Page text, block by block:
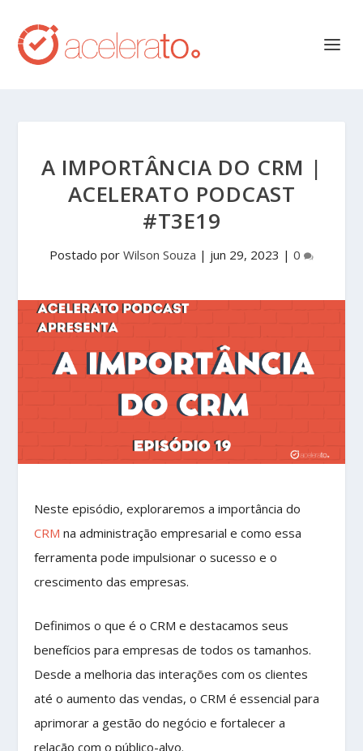
A IMPORTÂNCIA DO CRM |
ACELERATO PODCAST
#T3E19
Postado por Wilson Souza | jun 29, 2023 | 0
Neste episódio, exploraremos a importância do
CRM na administração empresarial e como essa
ferramenta pode impulsionar o sucesso e o
crescimento das empresas.
Definimos o que é o CRM e destacamos seus
benefícios para empresas de todos os tamanhos.
Desde a melhoria das interações com os clientes
até o aumento das vendas, o CRM é essencial para
aprimorar a gestão do negócio e fortalecer a
relação com o público-alvo.